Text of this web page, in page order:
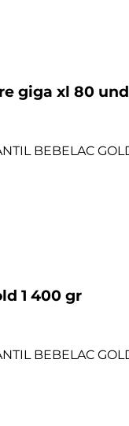
giga xl 80 und
1 400 gr